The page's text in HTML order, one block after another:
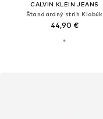
CALVIN KLEIN JEANS
Štandardný strih Klobúk
44,90 €